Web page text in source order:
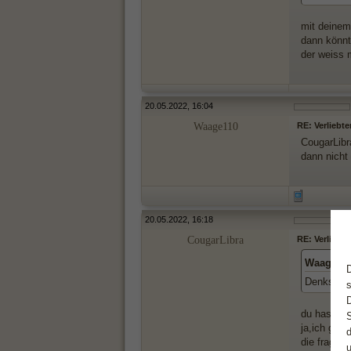
mit
dann
der weiss
20.05.2022, 16:04
Waage110 RE:
dann
20.05.2022, 16:18
CougarLibra RE:
Denkst
du hast
ja,ich geh
die frage